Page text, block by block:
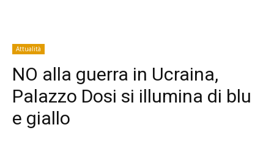
Attualità
NO alla guerra in Ucraina,
Palazzo Dosi si illumina di blu
e giallo